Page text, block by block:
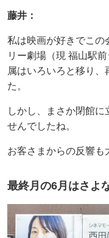
藤井：
私は映画が好きでこの
リー劇場（現 福山駅
属はいろいろと移り、
た。
しかし、まさか閉館に
せんでしたね。
お客さまからの反響も
最終月の6月はさよ